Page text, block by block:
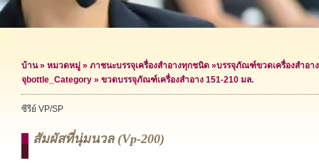
บ้าน» หมวดหมู่ » ภาชนะบรรจุเครื่องสำอางทุกชนิด »บรรจุภัณฑ์ขวดเครื่องสำอาง
จุbottle_Category » ขวดบรรจุภัณฑ์เครื่องสำอาง 151-210 มล.
ซีรีย์ VP/SP
สัมผัสที่นุ่มนวล (vp-200)